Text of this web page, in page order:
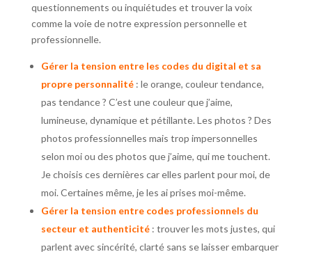
questionnements ou inquiétudes et trouver la voix
comme la voie de notre expression personnelle et
professionnelle.
Gérer la tension entre les codes du digital et sa
propre personnalité: le orange, couleur tendance,
pas tendance ? C’est une couleur que j’aime,
lumineuse, dynamique et pétillante. Les photos ? Des
photos professionnelles mais trop impersonnelles
selon moi ou des photos que j’aime, qui me touchent.
Je choisis ces dernières car elles parlent pour moi, de
moi. Certaines même, je les ai prises moi-même.
Gérer la tension entre codes professionnels du
secteur et authenticité : trouver les mots justes, qui
parlent avec sincérité, clarté sans se laisser embarquer